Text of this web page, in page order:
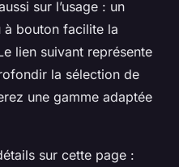
sur l’usage : un
bouton facilite la
lien suivant représente
la sélection de
une gamme adaptée
sur cette page :